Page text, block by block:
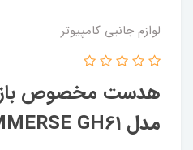
لوازم جانبی کامپیوتر
هدست مخصوص
مدل IMMERSE GH61